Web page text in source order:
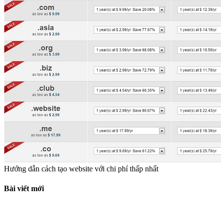
Hướng dẫn cách tạo website với chi phí thấp nhất
Bài viết mới